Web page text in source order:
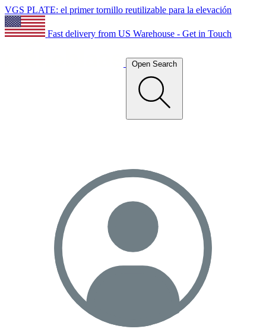
VGS PLATE: el primer tornillo reutilizable para la elevación
Fast delivery from US Warehouse - Get in Touch
Open Search